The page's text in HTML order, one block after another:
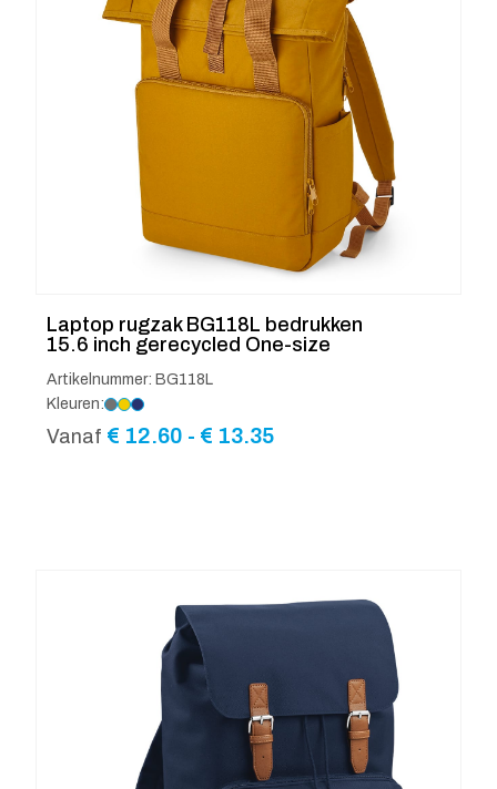
Laptop rugzak BG118L bedrukken
15.6 inch gerecycled One-size
Artikelnummer: BG118L
Kleuren:
Vanaf € 12.60 - € 13.35